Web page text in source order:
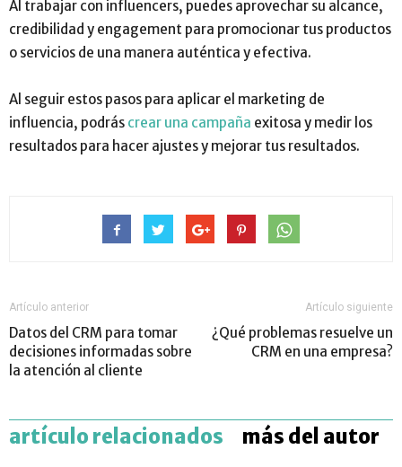
Al trabajar con influencers, puedes aprovechar su alcance,
credibilidad y engagement para promocionar tus productos
o servicios de una manera auténtica y efectiva.
Al seguir estos pasos para aplicar el marketing de
influencia, podrás crear una campaña exitosa y medir los
resultados para hacer ajustes y mejorar tus resultados.
Artículo anterior
Datos del CRM para tomar
decisiones informadas sobre
la atención al cliente
Artículo siguiente
¿Qué problemas resuelve un
CRM en una empresa?
artículo relacionados más del autor